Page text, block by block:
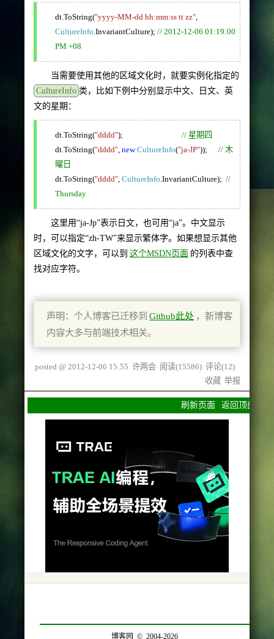
dt.ToString("yyyy-MM-dd hh:mm:ss tt zz"
CultureInfo .InvariantCulture); // 2012-12-06 01:19:00
PM +08
当需要使用其他的区域文化时，就要实例化指定的
CultureInfo 类，比如下例中分别显示中文、日文、英
文的星期：
dt.ToString("dddd"); // 星期四
dt.ToString("dddd" new CultureInfo("ja-JP")); // 木
曜日
dt.ToString("dddd" CultureInfo .InvariantCulture); //
Thursday
这里用“ja-Jp”表示日文，也可用“ja”。中文显示
时，可以指定“zh-TW”来显示繁体字。如果想显示其他
区域文化的文字，可以到 这个MSDN页面 的列表中查
找对应字符。
声明：个人博客已迁移到 Github此处 ，新博客
内容大多与前端技术相关。
posted @ 2012-12-06 15:55 许两会 阅读(15586) 评论(12)
收藏 举报
刷新页面 返回顶部
博客园 © 2004-2026